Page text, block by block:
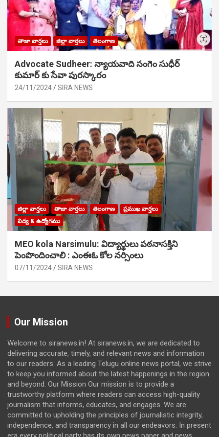
తాజా వార్తలు జిల్లా వార్తలు తెలంగాణ
Advocate Sudheer: న్యాయవాది సంగెం సుధీర్
కుమార్ కు సేవా పురస్కారం
24/11/2024 SIRA NEWS
జిల్లా వార్తలు తాజా వార్తలు తెలంగాణ
ప్రముఖ వార్తలు
విద్య & ఉద్యోగము
MEO kola Narsimulu: విద్యార్థులు పఠ‌నాసక్తిని
పెంపొందించాలి : ఎంఈఓ కోల నర్సింలు
07/11/2024 SIRA NEWS
Our Mission
Welcome to siranews.in! At siranews.in, we are dedicated to
delivering accurate, timely, and relevant news and information
to our readers. As a leading Telugu online news portal, we strive
to keep you informed about the latest happenings in the region
and beyond. Our Mission Our mission is to provide a
trustworthy platform where readers can access high-quality
journalism that informs, educates, and engages. We are
committed to upholding the principles of journalistic integrity,
independence, and transparency in all our endeavors. In present